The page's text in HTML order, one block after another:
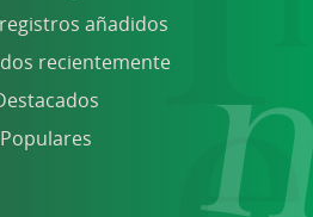
añadidos
recientemente
Populares